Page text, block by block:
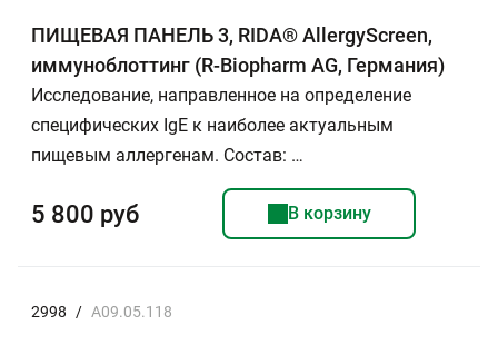
ПИЩЕВАЯ ПАНЕЛЬ 3, RIDA® AllergyScreen,
иммуноблоттинг (R-Biopharm AG, Германия)
Исследование, направленное на определение
специфических IgE к наиболее актуальным
пищевым аллергенам. Состав: …
5 800 руб В корзину
2998 / A09.05.118